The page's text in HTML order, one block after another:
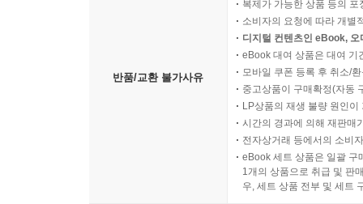
반품/교환 불가사유
복제가 가능한 상품 등의
소비자의 요청에 따라 개별
디지털 컨텐츠인 eBook,
eBook 대여 상품은 대여 기
모바일 쿠폰 등록 후 취소/
중고상품이 구매확정(자동
LP상품의 재생 불량 원인
시간의 경과에 의해 재판매
전자상거래 등에서의 소비
eBook 세트 상품은 일괄 구
1개의 상품으로 취급 및 판
우, 세트 상품 전부 및 세트